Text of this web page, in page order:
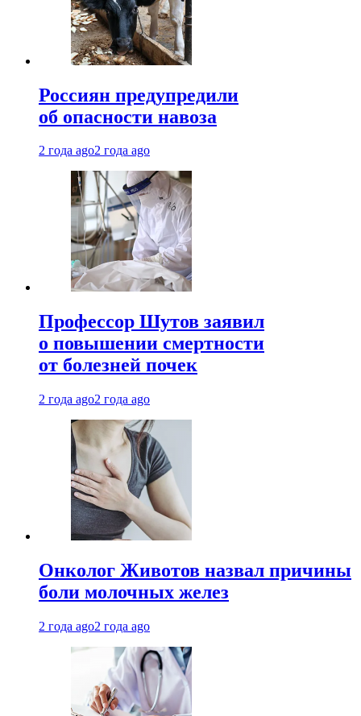
Россиян предупредили
об опасности навоза
2 года ago2 года ago
Профессор Шутов заявил
о повышении смертности
от болезней почек
2 года ago2 года ago
Онколог Животов назвал причины
боли молочных желез
2 года ago2 года ago